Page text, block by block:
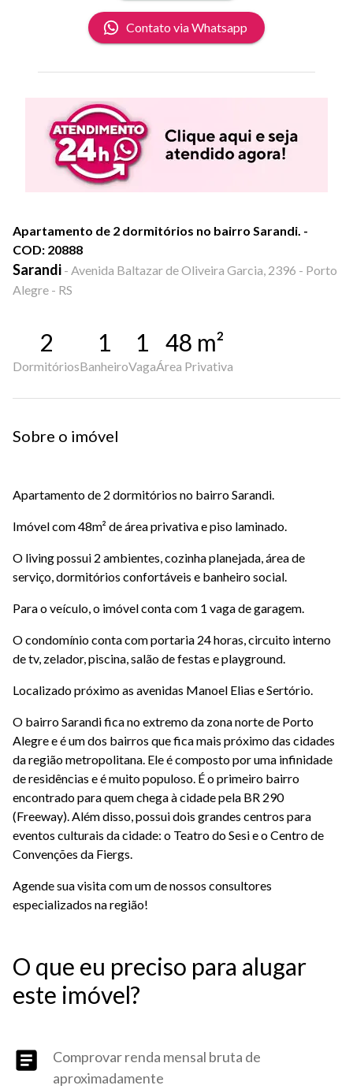
Contato via Whatsapp
Apartamento de 2 dormitórios no bairro Sarandi. -
COD: 20888
Sarandi - Avenida Baltazar de Oliveira Garcia, 2396 - Porto
Alegre - RS
2
Dormitórios
1
Banheiro
1
Vaga
48 m²
Área Privativa
Sobre o imóvel
Apartamento de 2 dormitórios no bairro Sarandi.
Imóvel com 48m² de área privativa e piso laminado.
O living possui 2 ambientes, cozinha planejada, área de
serviço, dormitórios confortáveis e banheiro social.
Para o veículo, o imóvel conta com 1 vaga de garagem.
O condomínio conta com portaria 24 horas, circuito interno
de tv, zelador, piscina, salão de festas e playground.
Localizado próximo as avenidas Manoel Elias e Sertório.
O bairro Sarandi fica no extremo da zona norte de Porto
Alegre e é um dos bairros que fica mais próximo das cidades
da região metropolitana. Ele é composto por uma infinidade
de residências e é muito populoso. É o primeiro bairro
encontrado para quem chega à cidade pela BR 290
(Freeway). Além disso, possui dois grandes centros para
eventos culturais da cidade: o Teatro do Sesi e o Centro de
Convenções da Fiergs.
Agende sua visita com um de nossos consultores
especializados na região!
O que eu preciso para alugar
este imóvel?
Comprovar renda mensal bruta de
aproximadamente